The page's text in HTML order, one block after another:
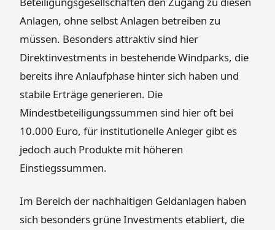
Anlagen, ohne selbst Anlagen betreiben zu
müssen. Besonders attraktiv sind hier
Direktinvestments in bestehende Windparks, die
bereits ihre Anlaufphase hinter sich haben und
stabile Erträge generieren. Die
Mindestbeteiligungssummen sind hier oft bei
10.000 Euro, für institutionelle Anleger gibt es
jedoch auch Produkte mit höheren
Einstiegssummen.
Im Bereich der nachhaltigen Geldanlagen haben
sich besonders grüne Investments etabliert, die